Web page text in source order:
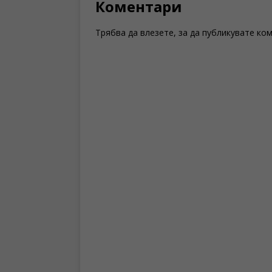
Коментари
Трябва да влезете, за да публикувате